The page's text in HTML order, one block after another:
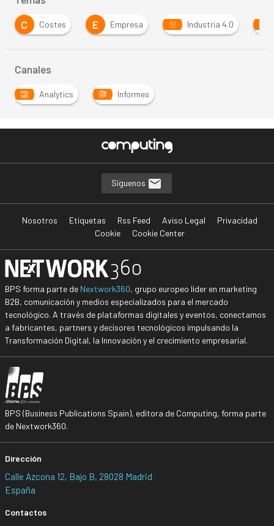
C
Costes E Empresa Industria 4.0
Canales
Analytics Informes
Síguenos
Nosotros Etiquetas Rss Feed Aviso Legal
Privacidad
Cookie
Cookie Center
BPS forma parte de Nextwork360, grupo europeo líder en marketing
B2B, comunicación y medios especializados para el mercado
tecnológico. A través de plataformas digitales y eventos, conectamos
a fabricantes, partners y decisores tecnológicos impulsando la
Transformación Digital, la Innovación y el crecimiento empresarial.
BPS (Business Publications Spain), editora de Computing, forma parte
de Nextwork360.
Dirección
Calle Azcona 12, Bajo B, 28028 Madrid
España
Contactos